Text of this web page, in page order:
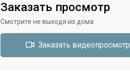
Заказать просмотр
Смотрите не выходя из дома
Заказать видеопросмотр